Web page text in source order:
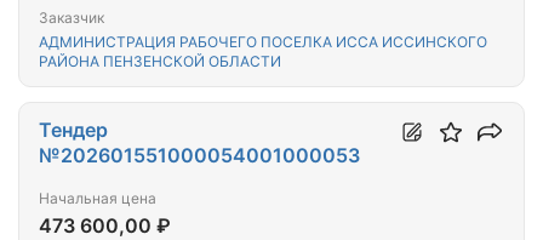
Заказчик
АДМИНИСТРАЦИЯ РАБОЧЕГО ПОСЕЛКА ИССА ИССИНСКОГО
РАЙОНА ПЕНЗЕНСКОЙ ОБЛАСТИ
Тендер
№202601551000054001000053
Начальная цена
473 600,00 ₽